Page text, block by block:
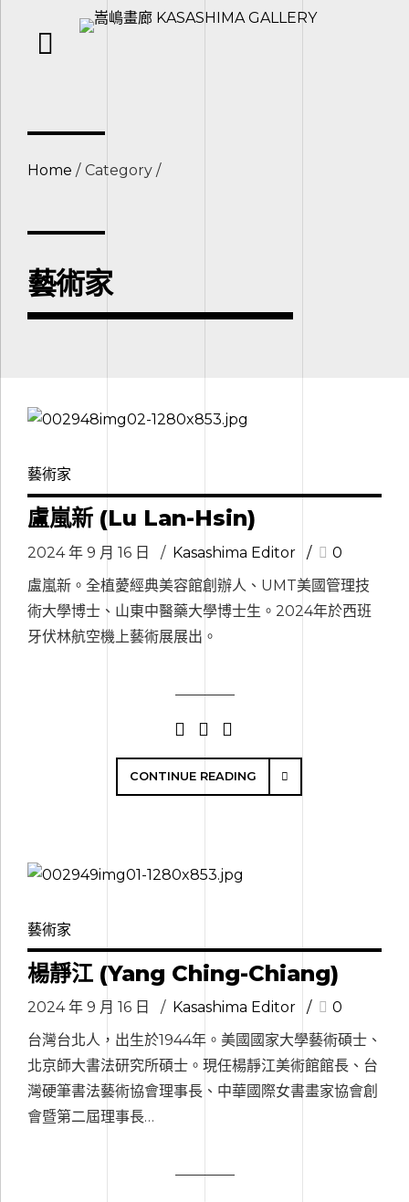
Home Category
藝術家
藝術家
盧嵐新 (Lu Lan-Hsin)
2024 年 9 月 16 日 Kasashima Editor
0
盧嵐新。全植薆經典美容館創辦人、UMT美國管理技
術大學博士、山東中醫藥大學博士生。2024年於西班
牙伏林航空機上藝術展展出。
CONTINUE READING
藝術家
楊靜江 (Yang Ching-Chiang)
2024 年 9 月 16 日 Kasashima Editor
0
台灣台北人，出生於1944年。美國國家大學藝術碩士、
北京師大書法研究所碩士。現任楊靜江美術館館長、台
灣硬筆書法藝術協會理事長、中華國際女書畫家協會創
會暨第二屆理事長…